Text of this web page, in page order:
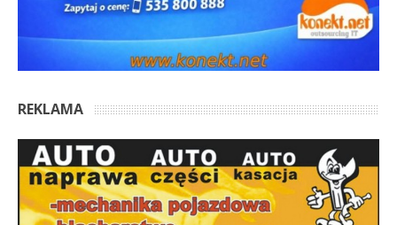
REKLAMA